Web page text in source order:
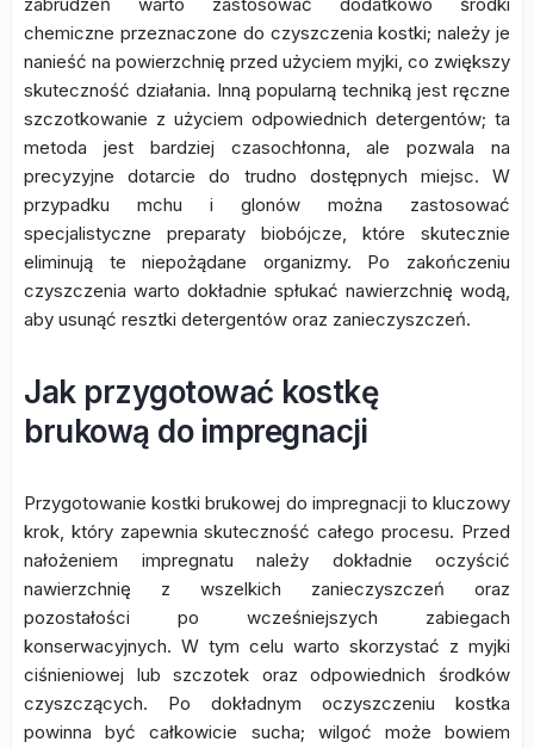
chemiczne przeznaczone do czyszczenia kostki; należy je
nanieść na powierzchnię przed użyciem myjki, co zwiększy
skuteczność działania. Inną popularną techniką jest ręczne
szczotkowanie z użyciem odpowiednich detergentów; ta
metoda jest bardziej czasochłonna, ale pozwala na
precyzyjne dotarcie do trudno dostępnych miejsc. W
przypadku mchu i glonów można zastosować
specjalistyczne preparaty biobójcze, które skutecznie
eliminują te niepożądane organizmy. Po zakończeniu
czyszczenia warto dokładnie spłukać nawierzchnię wodą,
aby usunąć resztki detergentów oraz zanieczyszczeń.
Jak przygotować kostkę
brukową do impregnacji
Przygotowanie kostki brukowej do impregnacji to kluczowy
krok, który zapewnia skuteczność całego procesu. Przed
nałożeniem impregnatu należy dokładnie oczyścić
nawierzchnię z wszelkich zanieczyszczeń oraz
pozostałości po wcześniejszych zabiegach
konserwacyjnych. W tym celu warto skorzystać z myjki
ciśnieniowej lub szczotek oraz odpowiednich środków
czyszczących. Po dokładnym oczyszczeniu kostka
powinna być całkowicie sucha; wilgoć może bowiem